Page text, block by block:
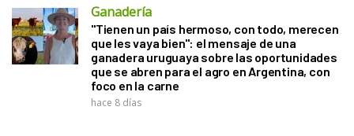
Ganadería
"Tienen un país hermoso, con todo, merecen
que les vaya bien": el mensaje de una
ganadera uruguaya sobre las oportunidades
que se abren para el agro en Argentina, con
foco en la carne
hace 8 días